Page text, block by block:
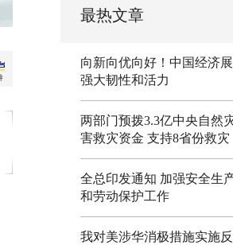
最热文章
向新向优向好！中国经济
强大韧性和活力
两部门预拨3.3亿中央自然
害救灾资金 支持8省份救灾
全总印发通知 加强安全生
和劳动保护工作
我对美涉华消极措施实施反